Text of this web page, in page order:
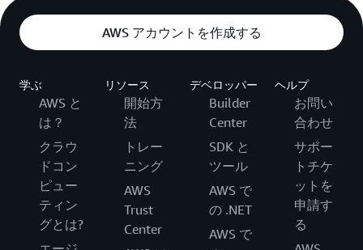
AWS アカウントを作成する
学ぶ
AWS と
は？
クラウ
ドコン
ピュー
ティン
グとは?
リソース
開始方
法
トレー
ニング
AWS
Trust
Center
デベロッパー
Builder
Center
SDK と
ツール
AWS で
の .NET
AWS で
ヘルプ
お問い
合わせ
サポー
トチケ
ットを
申請す
る